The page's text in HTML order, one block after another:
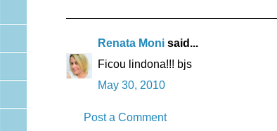
Renata Monisaid...
Ficou lindona!!! bjs
May 30, 2010
Post a Comment